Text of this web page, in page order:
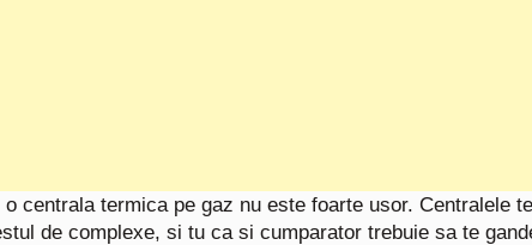
o centrala termica pe gaz nu este foarte usor. Centralele
de complexe, si tu ca si cumparator trebuie sa te